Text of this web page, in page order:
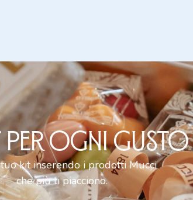
PER OGNI GUSTO
kit inserendo i prodotti Mucci
che più ti piacciono.